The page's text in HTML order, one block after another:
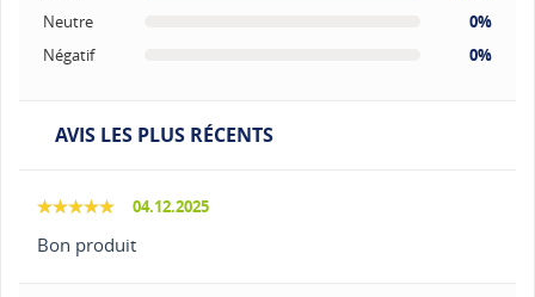
Neutre
0%
Négatif
0%
AVIS LES PLUS RÉCENTS
04.12.2025
Bon produit